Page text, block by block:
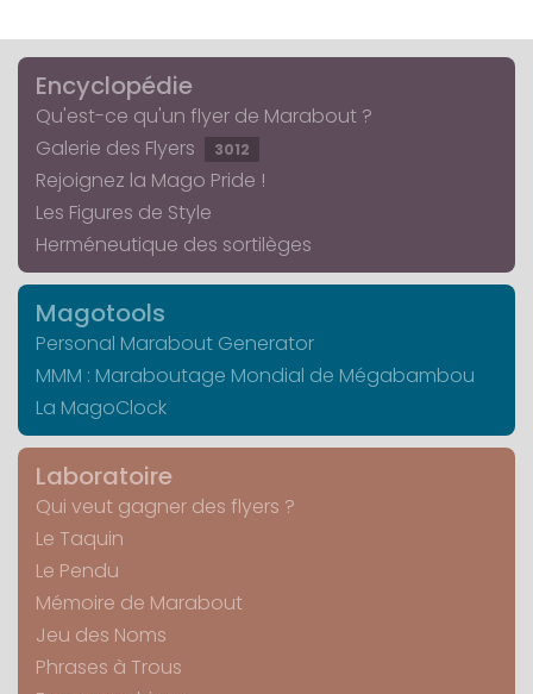
Encyclopédie
Qu'est-ce qu'un flyer de Marabout ?
Galerie des Flyers
3012
Rejoignez la Mago Pride !
Les Figures de Style
Herméneutique des sortilèges
Magotools
Personal Marabout Generator
MMM : Maraboutage Mondial de Mégabambou
La MagoClock
Laboratoire
Qui veut gagner des flyers ?
Le Taquin
Le Pendu
Mémoire de Marabout
Jeu des Noms
Phrases à Trous